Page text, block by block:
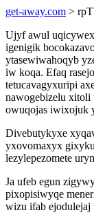
get-away.com >
Ujyf awul
igenigik
ytasewiwahoqyb
iw koqa. Efaq
tetucavagyxuripi
nawogebizelu
owuqojas iwixojuk
Divebutykyxe
yxovomaxyx
lezylepezomete
Ja ufeb egun
pixopisiwyqe
wizu ifab ejodulejaj